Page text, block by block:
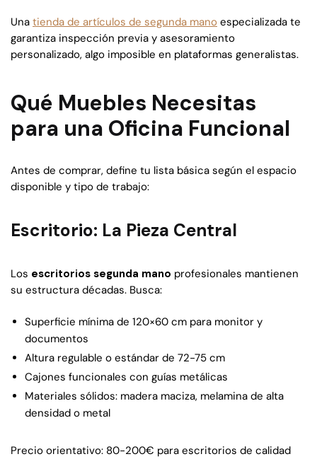
Una tienda de artículos de segunda mano especializada te
garantiza inspección previa y asesoramiento
personalizado, algo imposible en plataformas generalistas.
Qué Muebles Necesitas
para una Oficina Funcional
Antes de comprar, define tu lista básica según el espacio
disponible y tipo de trabajo:
Escritorio: La Pieza Central
Los escritorios segunda mano profesionales mantienen
su estructura décadas. Busca:
Superficie mínima de 120×60 cm para monitor y
documentos
Altura regulable o estándar de 72-75 cm
Cajones funcionales con guías metálicas
Materiales sólidos: madera maciza, melamina de alta
densidad o metal
Precio orientativo: 80-200€ para escritorios de calidad